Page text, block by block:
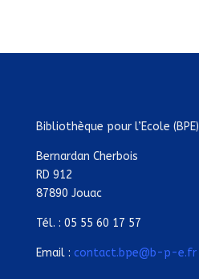
Bibliothèque pour l’Ecole (BPE)
Bernardan Cherbois
RD 912
87890 Jouac
Tél. : 05 55 60 17 57
Email : contact.bpe@b-p-e.fr